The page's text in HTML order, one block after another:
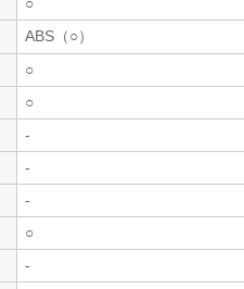
○
ABS（○）
○
○
-
-
-
○
-